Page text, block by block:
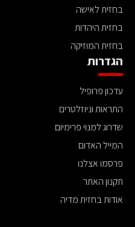
בחזית לאישה
בחזית היהדות
בחזית המוזיקה
הגדרות
עדכון פרופיל
התראות וניוזלטרים
שדרוג למנוי פרימיום
המייל האדום
פרסמו אצלנו
תקנון האתר
אודות בחזית מדיה